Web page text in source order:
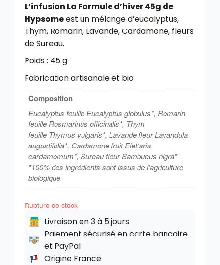
L’infusion La Formule d’hiver 45g de
Hypsomeest un mélange d’eucalyptus,
Thym, Romarin, Lavande, Cardamone, fleurs
de Sureau.
Poids : 45 g
Fabrication artisanale et bio
Composition
Eucalyptus feuille Eucalyptus globulus*, Romarin
feuille Rosmarinus officinalis*, Thym
feuille Thymus vulgaris*, Lavande fleurLavandula
augustifolia*, Cardamone fruitElettaria
cardamomum*, Sureau fleurSambucus nigra*
*100% des ingrédients sont issus de l’agriculture
biologique
Rupture de stock
Livraison en 3 à 5 jours
Paiement sécurisé en carte bancaire
et PayPal
Origine France